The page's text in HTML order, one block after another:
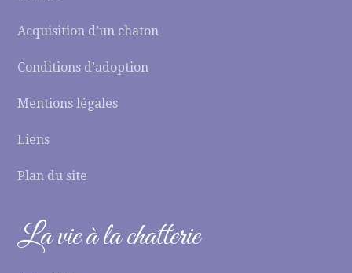
Acquisition d’un chaton
Conditions d’adoption
Mentions légales
Liens
Plan du site
La vie à la chatterie